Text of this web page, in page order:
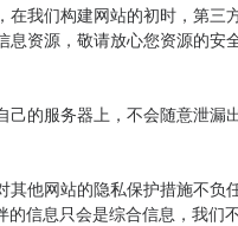
我们构建网站的初时，第
资源，敬请放心您资源的
的服务器上，不会随意泄
他网站的隐私保护措施不
信息只会是综合信息，我们